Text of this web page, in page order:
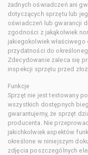
żadnych oświadczeń ani
dotyczących sprzętu lub
oświadczeń lub gwarancji
zgodności z jakąkolwiek
jakiegokolwiek właściwego
przydatności do
Zdecydowanie zaleca się
inspekcji sprzętu przed
Funkcje
Sprzęt nie jest testowany
wszystkich dostępnych
gwarantujemy, że sprzęt
producenta. Nie
jakichkolwiek aspektów
określone w niniejszym
zdjęcia poszczególnych